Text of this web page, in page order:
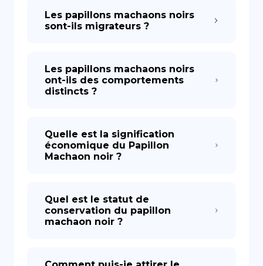
Les papillons machaons noirs
sont-ils migrateurs ?
Les papillons machaons noirs
ont-ils des comportements
distincts ?
Quelle est la signification
économique du Papillon
Machaon noir ?
Quel est le statut de
conservation du papillon
machaon noir ?